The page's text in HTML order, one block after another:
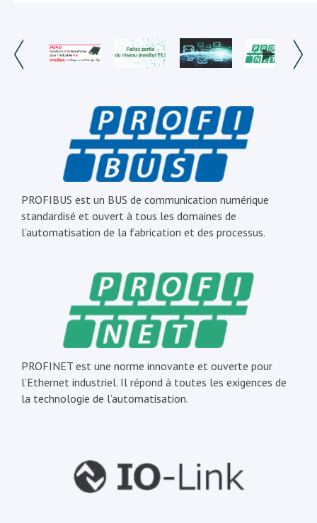
PROFIBUS est un BUS de communication numérique
standardisé et ouvert à tous les domaines de
l’automatisation de la fabrication et des processus.
PROFINET est une norme innovante et ouverte pour
l’Ethernet industriel. Il répond à toutes les exigences de
la technologie de l’automatisation.